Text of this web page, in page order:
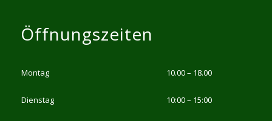
Öffnungszeiten
Montag 10.00 – 18.00
Dienstag 10:00 – 15:00